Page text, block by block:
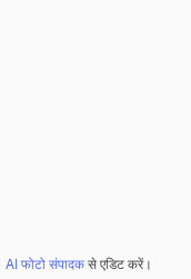
AI फोटो संपादकसे एडिट करें।